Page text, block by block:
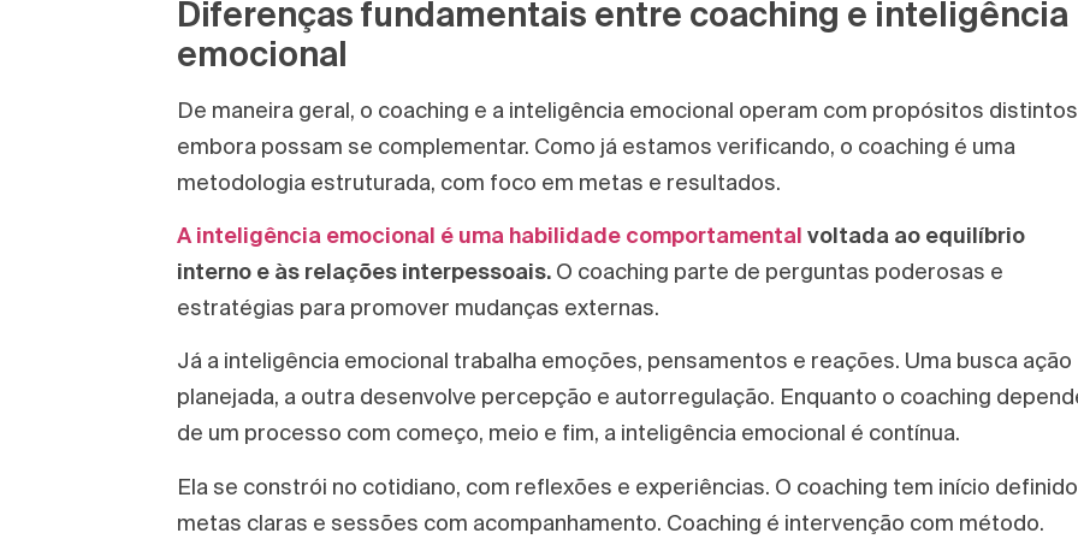
Diferenças fundamentais entre coaching e inteligência
emocional
De maneira geral, o coaching e a inteligência emocional operam com propósitos
embora possam se complementar. Como já estamos verificando, o coaching é uma
metodologia estruturada, com foco em metas e resultados.
A inteligência emocional é uma habilidade comportamental voltada ao equilíbrio
interno e às relações interpessoais. O coaching parte de perguntas poderosas e
estratégias para promover mudanças externas.
Já a inteligência emocional trabalha emoções, pensamentos e reações. Uma busca ação
planejada, a outra desenvolve percepção e autorregulação. Enquanto o coaching
de um processo com começo, meio e fim, a inteligência emocional é contínua.
Ela se constrói no cotidiano, com reflexões e experiências. O coaching tem início
metas claras e sessões com acompanhamento. Coaching é intervenção com método.